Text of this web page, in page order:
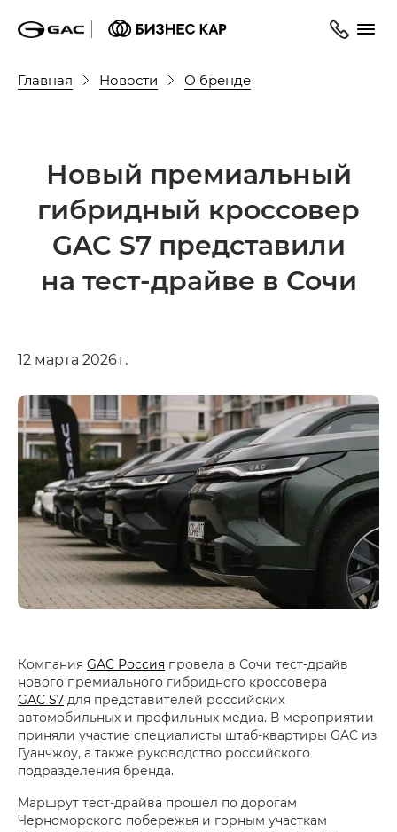
Главная Новости О бренде
Новый премиальный
гибридный кроссовер
GAC S7 представили
на тест-драйве в Сочи
12 марта 2026 г.
Компания GAC Россия провела в Сочи тест-драйв
нового премиального гибридного кроссовера
GAC S7 для представителей российских
автомобильных и профильных медиа. В мероприятии
приняли участие специалисты штаб-квартиры GAC из
Гуанчжоу, а также руководство российского
подразделения бренда.
Маршрут тест-драйва прошел по дорогам
Черноморского побережья и горным участкам